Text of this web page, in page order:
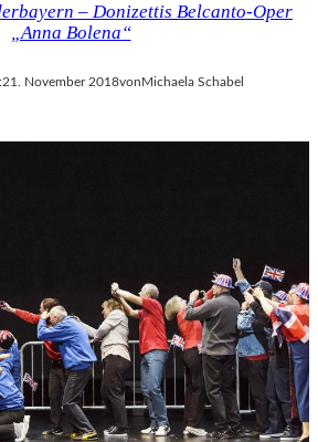
E
R
A
O
S
T
E
R
F
E
– Donizettis Belcanto-Oper
„Anna Bolena“
21. November 2018vonMichaela Schabel